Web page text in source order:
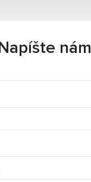
Napíšte nám